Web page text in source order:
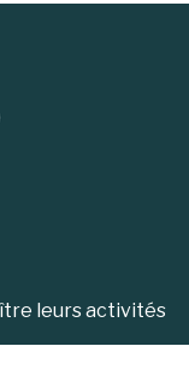
leurs activités